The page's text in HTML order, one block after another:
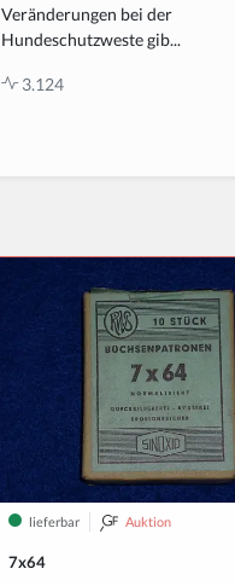
Veränderungen bei der
Hundeschutzweste gib...
3.124